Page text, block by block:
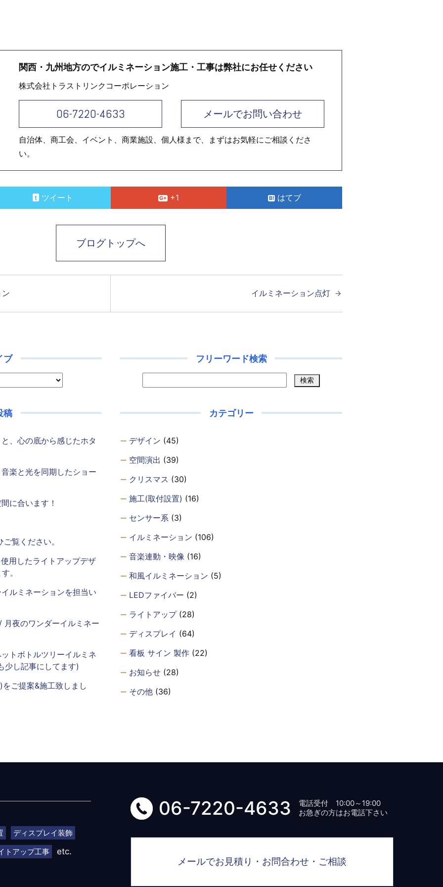
関西・九州地方のでイルミネーション施工・工事は弊社にお任せください
株式会社トラストリンクコーポレーション
06-7220-4633 メールでお問い合わせ
自治体、商工会、イベント、商業施設、個人様まで、まずはお気軽にご相談くださ
い。
ツイート +1 はてブ
ブログトップへ
イルミネーション点灯
ブ フリーワード検索
稿
、心の底から感じたホタ
楽と光を同期したショー
に合います！
覧ください。
用したライトアップデザ
。
ルミネーションを担当い
夜のワンダーイルミネー
トボトルツリーイルミネ
少し記事にしてます)
ご提案&施工致しまし
カテゴリー
デザイン (45)
空間演出 (39)
クリスマス (30)
施工(取付設置) (16)
センサー系 (3)
イルミネーション (106)
音楽連動・映像 (16)
和風イルミネーション (5)
LEDファイバー (2)
ライトアップ(28)
ディスプレイ (64)
看板 サイン 製作(22)
お知らせ(28)
その他(36)
ディスプレイ装飾
トアップ工事
etc.
06-7220-4633
電話受付 10:00～19:00
お急ぎの方はお電話下さい
メールでお見積り・お問合わせ・ご相談